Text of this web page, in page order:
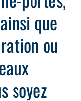
que
ou
soyez